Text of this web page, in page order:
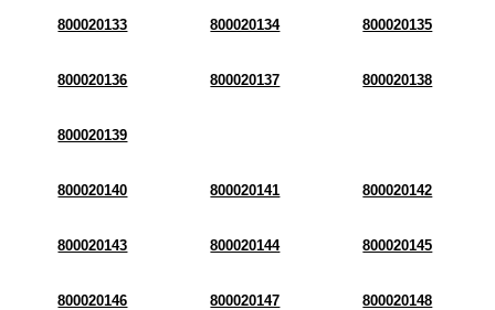
800020133 800020134 800020135
800020136 800020137 800020138
800020139
800020140 800020141 800020142
800020143 800020144 800020145
800020146 800020147 800020148